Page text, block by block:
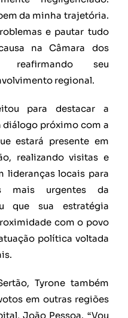
da minha trajetória.
e pautar tudo
na Câmara dos
reafirmando seu
regional.
para destacar a
próximo com a
estará presente em
realizando visitas e
lideranças locais para
mais urgentes da
que sua estratégia
com o povo
política voltada
Tyrone também
em outras regiões
João Pessoa. “Vou